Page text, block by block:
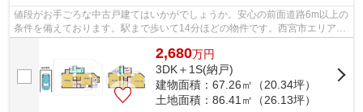
値段がお手ごろな中古戸建てはいかがでしょうか。安心の前面道路6m以上の
条件を備えております。駅まで歩いて14分ほどの物件です。西宮市エリアや
阪急甲陽線甲陽園付近で、お客様のご...
2,680万円
3DK＋1S(納戸)
建物面積：67.26㎡（20.34坪）
土地面積：86.41㎡（26.13坪）